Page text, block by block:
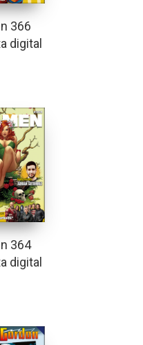
366
digital
364
digital